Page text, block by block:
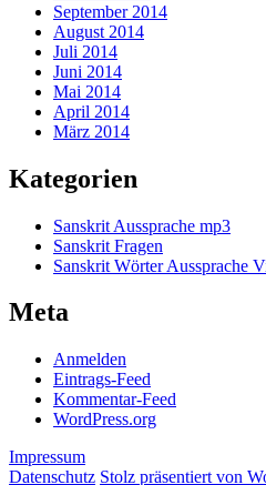
September 2014
August 2014
Juli 2014
Juni 2014
Mai 2014
April 2014
März 2014
Kategorien
Sanskrit Aussprache mp3
Sanskrit Fragen
Sanskrit Wörter Aussprache
Meta
Anmelden
Eintrags-Feed
Kommentar-Feed
WordPress.org
Impressum
Datenschutz Stolz präsentiert von